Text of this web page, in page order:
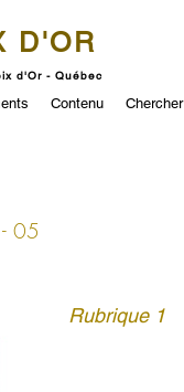
D'OR
d'Or - Québec
Contenu Chercher
05
Rubrique 1